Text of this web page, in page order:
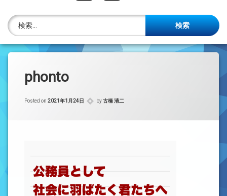
株主名簿管理人
ご相談について
司法書士資格者・受験生募集中
検索:
phonto
Posted on 2021年1月24日 by古橋 清二